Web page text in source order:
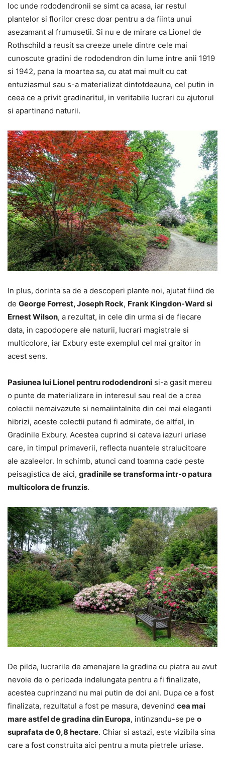
loc unde rododendronii se simt ca acasa, iar restul
plantelor si florilor cresc doar pentru a da fiinta unui
asezamant al frumusetii. Si nu e de mirare ca Lionel de
Rothschild a reusit sa creeze unele dintre cele mai
cunoscute gradini de rododendron din lume intre anii 1919
si 1942, pana la moartea sa, cu atat mai mult cu cat
entuziasmul sau s-a materializat dintotdeauna, cel putin in
ceea ce a privit gradinaritul, in veritabile lucrari cu ajutorul
si apartinand naturii.
In plus, dorinta sa de a descoperi plante noi, ajutat fiind de
de George Forrest, Joseph Rock, Frank Kingdon-Ward si
Ernest Wilson, a rezultat, in cele din urma si de fiecare
data, in capodopere ale naturii, lucrari magistrale si
multicolore, iar Exbury este exemplul cel mai graitor in
acest sens.
Pasiunea lui Lionel pentru rododendroni si-a gasit mereu
o punte de materializare in interesul sau real de a crea
colectii nemaivazute si nemaiintalnite din cei mai eleganti
hibrizi, aceste colectii putand fi admirate, de altfel, in
Gradinile Exbury. Acestea cuprind si cateva iazuri uriase
care, in timpul primaverii, reflecta nuantele stralucitoare
ale azaleelor. In schimb, atunci cand toamna cade peste
peisagistica de aici, gradinile se transforma intr-o patura
multicolora de frunzis.
De pilda, lucrarile de amenajare la gradina cu piatra au avut
nevoie de o perioada indelungata pentru a fi finalizate,
acestea cuprinzand nu mai putin de doi ani. Dupa ce a fost
finalizata, rezultatul a fost pe masura, devenind cea mai
mare astfel de gradina din Europa, intinzandu-se pe o
suprafata de 0,8 hectare. Chiar si astazi, este vizibila sina
care a fost construita aici pentru a muta pietrele uriase.